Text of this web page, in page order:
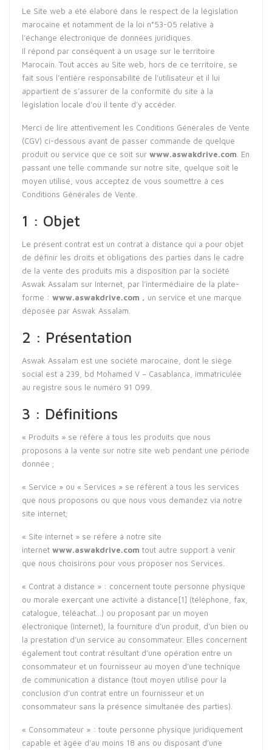
Le Site web a été élaboré dans le respect de la législation
marocaine et notamment de la loi n°53-05 relative à
l’échange électronique de données juridiques.
Il répond par conséquent à un usage sur le territoire
Marocain. Tout accès au Site web, hors de ce territoire, se
fait sous l’entière responsabilité de l’utilisateur et il lui
appartient de s’assurer de la conformité du site à la
législation locale d’où il tente d’y accéder.
Merci de lire attentivement les Conditions Générales de Vente
(CGV) ci-dessous avant de passer commande de quelque
produit ou service que ce soit sur www.aswakdrive.com . En
passant une telle commande sur notre site, quelque soit le
moyen utilisé, vous acceptez de vous soumettre à ces
Conditions Générales de Vente.
1 : Objet
Le présent contrat est un contrat à distance qui a pour objet
de définir les droits et obligations des parties dans le cadre
de la vente des produits mis à disposition par la société
Aswak Assalam sur Internet, par l’intermédiaire de la plate-
forme : www.aswakdrive.com , un service et une marque
déposée par Aswak Assalam.
2 : Présentation
Aswak Assalam est une société marocaine, dont le siège
social est à 239, bd Mohamed V – Casablanca, immatriculée
au registre sous le numéro 91 099.
3 : Définitions
« Produits » se réfère à tous les produits que nous
proposons à la vente sur notre site web pendant une période
donnée ;
« Service » ou « Services » se réfèrent à tous les services
que nous proposons ou que nous vous demandez via notre
site internet;
« Site internet » se réfère à notre site
internet www.aswakdrive.com tout autre support à venir
que nous choisirons pour vous proposer nos Services.
« Contrat à distance » : concernent toute personne physique
ou morale exerçant une activité à distance[1] (téléphone, fax,
catalogue, téléachat…) ou proposant par un moyen
électronique (internet), la fourniture d’un produit, d’un bien ou
la prestation d’un service au consommateur. Elles concernent
également tout contrat résultant d’une opération entre un
consommateur et un fournisseur au moyen d’une technique
de communication à distance (tout moyen utilisé pour la
conclusion d’un contrat entre un fournisseur et un
consommateur sans la présence simultanée des parties).
« Consommateur » : toute personne physique juridiquement
capable et âgée d’au moins 18 ans ou disposant d’une